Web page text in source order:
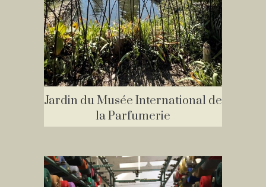
Jardin du Musée International de
la Parfumerie